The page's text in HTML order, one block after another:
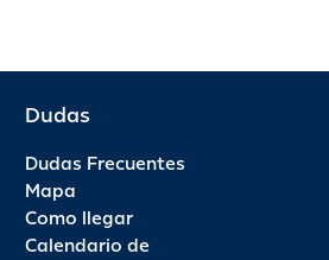
Dudas
Dudas Frecuentes
Mapa
Como llegar
Calendario de